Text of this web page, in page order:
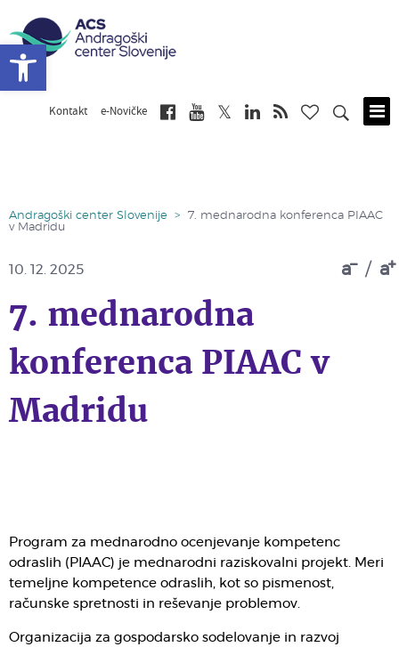
Kontakt e-Novičke
Andragoški center Slovenije >
7. mednarodna konferenca PIAAC
v Madridu
a / a
10. 12. 2025
7. mednarodna
konferenca PIAAC v
Madridu
Program za mednarodno ocenjevanje kompetenc
odraslih (PIAAC) je mednarodni raziskovalni projekt. Meri
temeljne kompetence odraslih, kot so pismenost,
računske spretnosti in reševanje problemov.
Organizacija za gospodarsko sodelovanje in razvoj
Open toolbar